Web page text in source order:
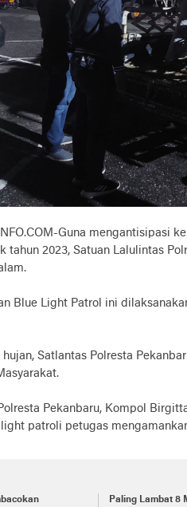
Guna mengantisipasi
tahun 2023, Satuan Lalulintas
Blue Light Patrol ini
Satlantas Polresta
Pekanbaru, Kompol
patroli petugas
Paling Lambat 8